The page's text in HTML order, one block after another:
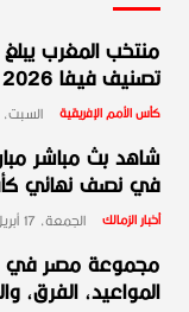
منتخب المغرب يبلغ
تصنيف فيفا 2026
كأس الأمم الإفريقية السبت، 10 يناير،
شاهد بث مباشر
في نصف نهائي كأس
أخبار الزمالك الجمعة، 17 أبريل، 2026
المواعيد، الفرق،